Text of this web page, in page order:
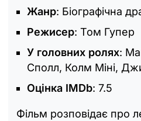
Жанр: Біографічна
Режисер: Том Гупер
У головних ролях:
Сполл, Колм Міні,
Оцінка IMDb: 7.5
Фільм розповідає про